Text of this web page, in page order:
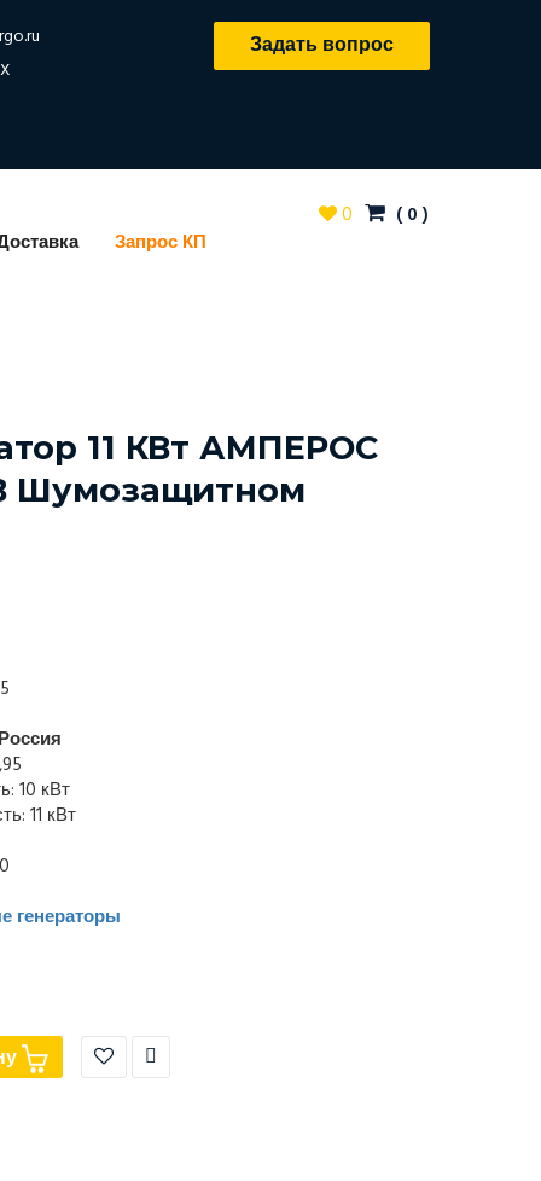
Задать вопрос
Запрос КП
0 ( 0)
11 КВт АМПЕРОС
Шумозащитном
Россия
10 кВт
11 кВт
генераторы